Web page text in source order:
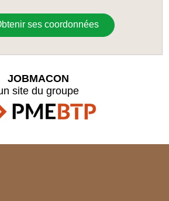
ses coordonnées
JOBMACON
site du groupe